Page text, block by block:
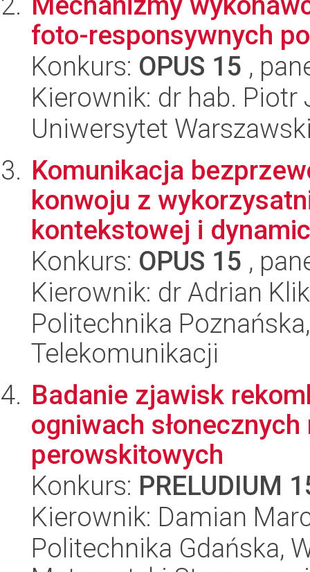
foto-responsywnych
Konkurs: OPUS 15 ,
Kierownik: dr hab. Piotr
Uniwersytet
Komunikacja
konwoju z
kontekstowej i
Konkurs: OPUS 15 ,
Kierownik: dr Adrian
Politechnika
Telekomunikacji
Badanie zjawisk
ogniwach
perowskitowych
Konkurs: PRELUDIUM
Kierownik: Damian
Politechnika Gdańska,